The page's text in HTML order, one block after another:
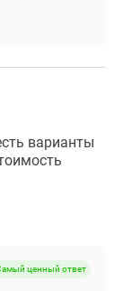
варианты
ценный ответ